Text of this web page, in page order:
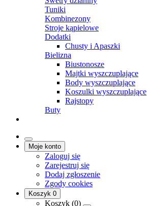
Tuniki
Kombinezony
Stroje kąpielowe
Dodatki
Chusty i Apaszki
Bielizna
Biustonosze
Majtki wyszczuplające
Body wyszczuplające
Koszulki wyszczuplające
Rajstopy
Buty
Moje konto
Zaloguj się
Zarejestruj się
Dodaj zgłoszenie
Zgody cookies
Koszyk 0
Koszyk (0)